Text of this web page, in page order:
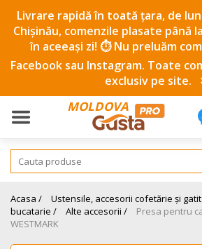
Livrare rapidă în toată țara, de
Chișinău, comenzile plasate până
în aceeași zi! ⏱️ Nu preluăm
Facebook sau Instagram. Toate
exclusiv pe site.
MOLDOVA
Acasa / Ustensile, accesorii cofetărie și
bucatarie /
Alte accesorii /
Presa pentru
WESTMARK